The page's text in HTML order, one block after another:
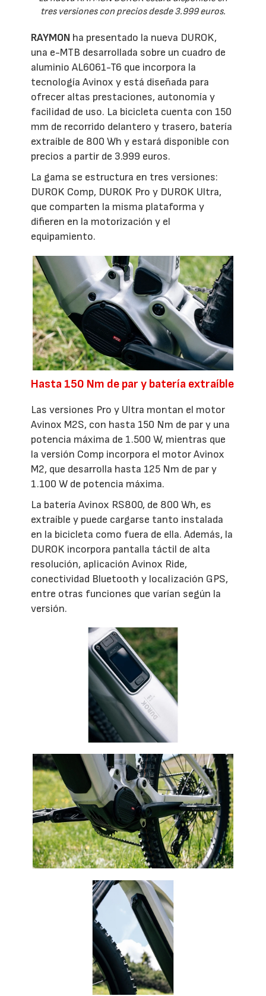
tres versiones con precios desde 3.999 euros.
RAYMON ha presentado la nueva DUROK,
una e-MTB desarrollada sobre un cuadro de
aluminio AL6061-T6 que incorpora la
tecnología Avinox y está diseñada para
ofrecer altas prestaciones, autonomía y
facilidad de uso. La bicicleta cuenta con 150
mm de recorrido delantero y trasero, batería
extraíble de 800 Wh y estará disponible con
precios a partir de 3.999 euros.
La gama se estructura en tres versiones:
DUROK Comp, DUROK Pro y DUROK Ultra,
que comparten la misma plataforma y
difieren en la motorización y el
equipamiento.
Hasta 150 Nm de par y batería extraíble
Las versiones Pro y Ultra montan el motor
Avinox M2S, con hasta 150 Nm de par y una
potencia máxima de 1.500 W, mientras que
la versión Comp incorpora el motor Avinox
M2, que desarrolla hasta 125 Nm de par y
1.100 W de potencia máxima.
La batería Avinox RS800, de 800 Wh, es
extraíble y puede cargarse tanto instalada
en la bicicleta como fuera de ella. Además, la
DUROK incorpora pantalla táctil de alta
resolución, aplicación Avinox Ride,
conectividad Bluetooth y localización GPS,
entre otras funciones que varían según la
versión.